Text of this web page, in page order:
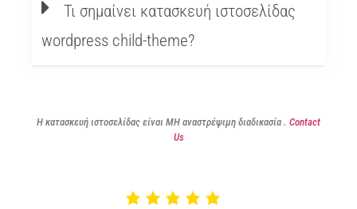
Τι σημαίνει κατασκευή ιστοσελίδας
wordpress child-theme?
Η κατασκευή ιστοσελίδας είναι ΜΗ αναστρέψιμη διαδικασία . Contact
Us